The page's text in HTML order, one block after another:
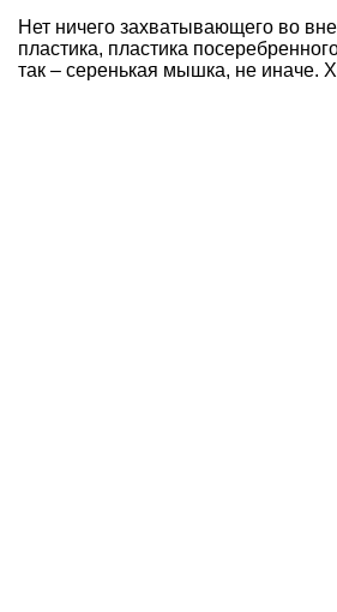
Нет ничего захватывающего во
пластика, пластика
так – серенькая мышка, не иначе.